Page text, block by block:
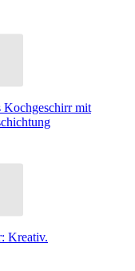
Kochgeschirr mit
Kreativ.